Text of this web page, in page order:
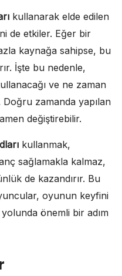
kullanarak elde edilen
de etkiler. Eğer bir
kaynağa sahipse, bu
İşte bu nedenle,
ve ne zaman
Doğru zamanda yapılan
değiştirebilir.
kullanmak,
sağlamakla kalmaz,
de kazandırır. Bu
oyunun keyfini
önemli bir adım